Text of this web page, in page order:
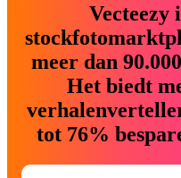
Vecteezy
meer dan
Het biedt
tot 76%